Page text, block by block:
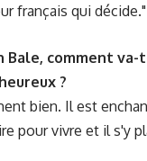
français qui décide."
Bale, comment va-
?
bien. Il est
pour vivre et il s'y